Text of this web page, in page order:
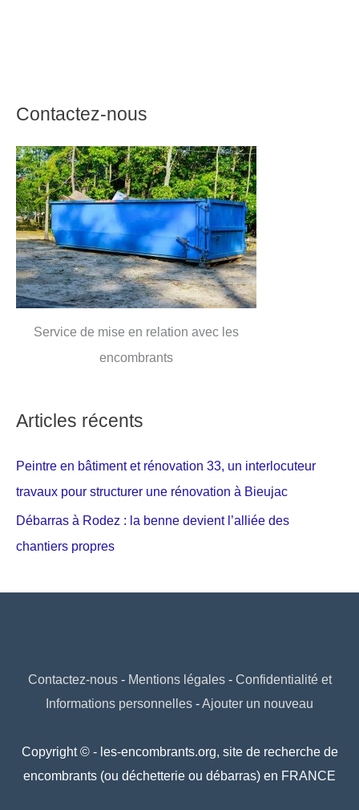
Contactez-nous
Service de mise en relation avec les
encombrants
Articles récents
Peintre en bâtiment et rénovation 33, un interlocuteur
travaux pour structurer une rénovation à Bieujac
Débarras à Rodez : la benne devient l’alliée des
chantiers propres
Contactez-nous- Mentions légales- Confidentialité et
Informations personnelles -Ajouter un nouveau
Copyright © - les-encombrants.org, site de recherche de
encombrants (ou déchetterie ou débarras) en FRANCE